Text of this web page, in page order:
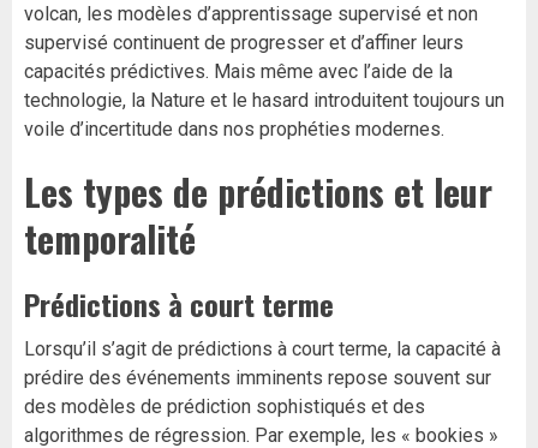
volcan, les modèles d’apprentissage supervisé et non
supervisé continuent de progresser et d’affiner leurs
capacités prédictives. Mais même avec l’aide de la
technologie, la Nature et le hasard introduitent toujours un
voile d’incertitude dans nos prophéties modernes.
Les types de prédictions et leur
temporalité
Prédictions à court terme
Lorsqu’il s’agit de prédictions à court terme, la capacité à
prédire des événements imminents repose souvent sur
des modèles de prédiction sophistiqués et des
algorithmes de régression. Par exemple, les « bookies »